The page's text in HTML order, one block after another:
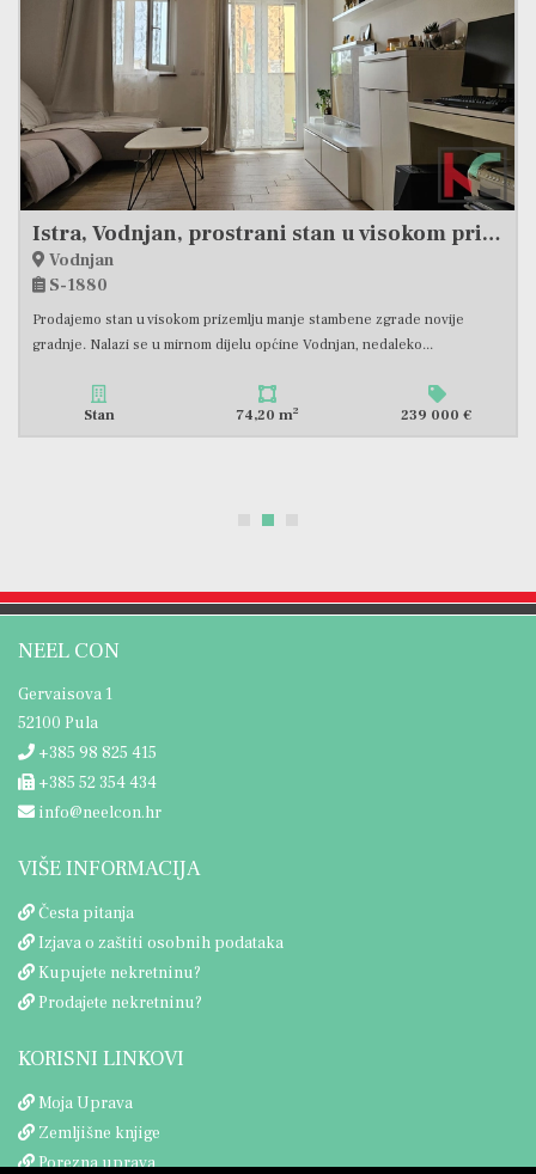
Medulin
S-2322
Na prodaju je izuzetno atraktivan stan u prizemlju moderne stambene
zgrade s ukupno šest stanova, izgrađene 2023. godine,...
Stan 114,19 m 295 000 €
NEEL CON
Gervaisova 1
52100 Pula
+385 98 825 415
+385 52 354 434
info@neelcon.hr
VIŠE INFORMACIJA
Česta pitanja
Izjava o zaštiti osobnih podataka
Kupujete nekretninu?
Prodajete nekretninu?
KORISNI LINKOVI
Moja Uprava
Zemljišne knjige
Porezna uprava